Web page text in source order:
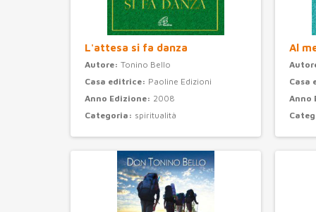
L'attesa si fa danza
Autore: Tonino Bello
Casa editrice: Paoline Edizioni
Anno Edizione: 2008
Categoria: spiritualità
Al
Casa
Anno